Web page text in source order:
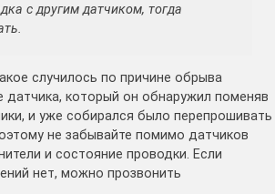
с другим датчиком, тогда
случилось по причине обрыва
датчика, который он обнаружил поменяв
и уже собирался было перепрошивать
не забывайте помимо датчиков
и состояние проводки. Если
нет, можно прозвонить